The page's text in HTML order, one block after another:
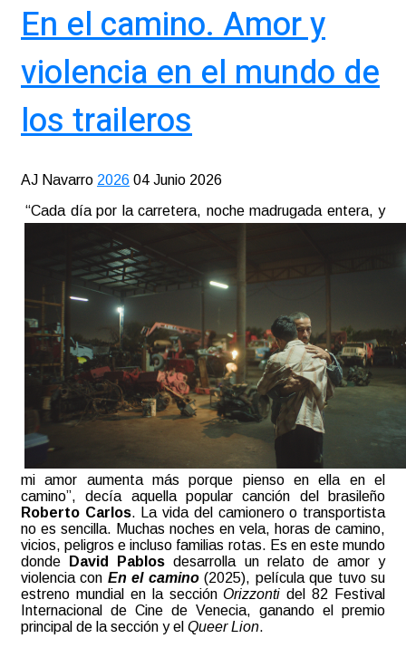
En el camino. Amor y
violencia en el mundo de
los traileros
AJ Navarro 2026 04 Junio 2026
“Cada día por la carretera, noche madrugada entera, y
mi amor aumenta más porque pienso en ella en el
camino”, decía aquella popular canción del brasileño
Roberto Carlos. La vida del camionero o transportista
no es sencilla. Muchas noches en vela, horas de camino,
vicios, peligros e incluso familias rotas. Es en este mundo
donde
David Pablos desarrolla un relato de amor y
violencia con En el camino(2025), película que tuvo su
estreno mundial en la sección Orizzontidel 82 Festival
Internacional de Cine de Venecia, ganando el premio
principal de la sección y el Queer Lion.